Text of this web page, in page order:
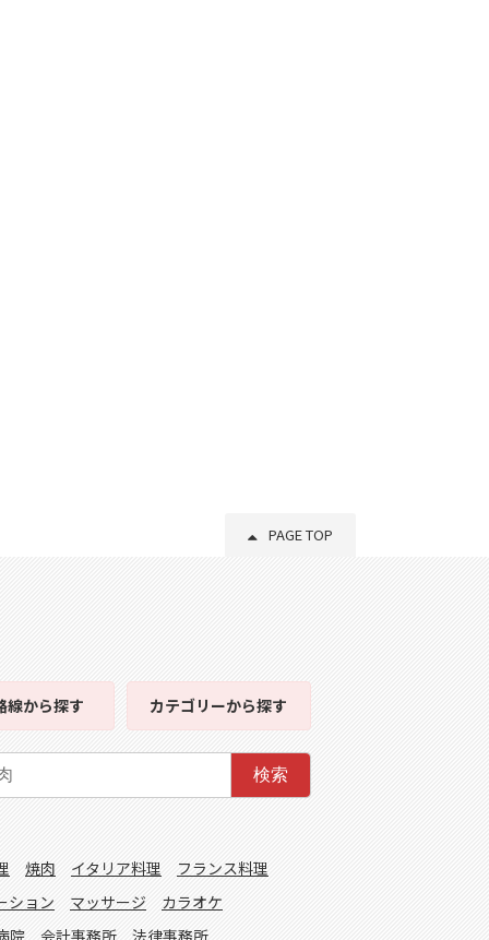
PAGE TOP
線から探す カテゴリーから探す
検索
焼肉 イタリア料理
フランス料理
ション
マッサージ
カラオケ
院
会計事務所 法律事務所